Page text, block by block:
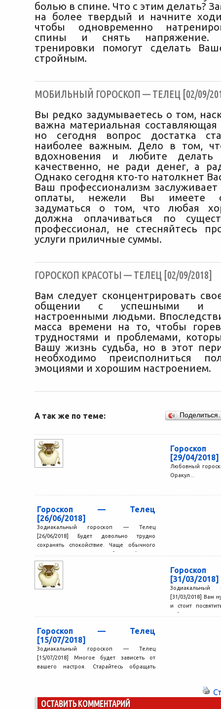
болью в спине. Что с этим делать?
на более твердый и начните
чтобы одновременно
спины и снять напряжение.
тренировки помогут сделать
стройным.
МОБИЛЬНЫЙ ГОРОСКОП — ТЕЛЕЦ [02/09/
Вы редко задумываетесь о том,
важна материальная
но сегодня вопрос достатка
наиболее важным. Дело в том,
вдохновения и любите делать
качественно, не ради денег, а
Однако сегодня кто-то натолкнет
Ваш профессионализм
оплаты, нежели Вы имеете
задуматься о том, что любая
должна оплачиваться по
профессионал, не стесняйтесь
услуги приличные суммы.
ГОРОСКОП КРАСОТЫ — ТЕЛЕЦ [02/09/2018]
Вам следует сконцентрировать
общении с успешными и
настроенными людьми.
масса времени на то, чтобы
трудностями и проблемами,
Вашу жизнь судьба, но в этот
необходимо преисполниться
эмоциями и хорошим настроением.
А так же по теме:
[29/04/2018]
Любовный
Оракул...
Гороскоп — Телец
[26/06/2018]
Зодиакальный гороскоп — Телец
[26/06/2018] Будет довольно трудно
сохранять спокойствие. Чаще обычного
возникают причины для беспокойства и
тревоги, окружающие не...
[31/03/2018]
[31/03/2018] Вам
и стоит
себе никуда не
Гороскоп — Телец
[15/07/2018]
Зодиакальный гороскоп — Телец
[15/07/2018] Многое будет зависеть от
вашего настроя. Старайтесь обращать
ОСТАВИТЬ КОММЕНТАРИЙ